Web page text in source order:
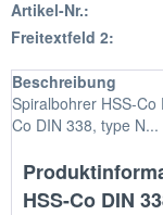
Artikel-Nr.:
Freitextfeld 2:
Beschreibung
Spiralbohrer HSS-Co
Co DIN 338, type N...
HSS-Co DIN